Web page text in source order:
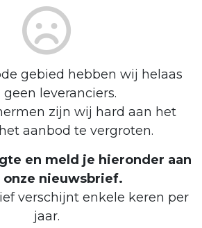
gebied hebben wij helaas
geen leveranciers.
zijn wij hard aan het
aanbod te vergroten.
en meld je hieronder aan
onze nieuwsbrief.
verschijnt enkele keren per
jaar.